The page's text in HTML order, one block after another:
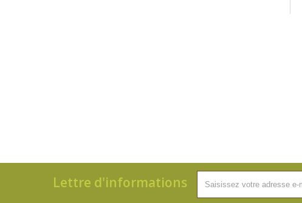
Lettre d'informations